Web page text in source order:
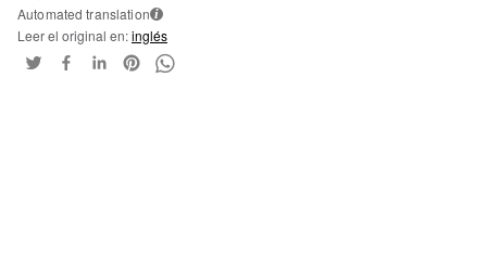
Automated translation i
Leer el original en:inglés